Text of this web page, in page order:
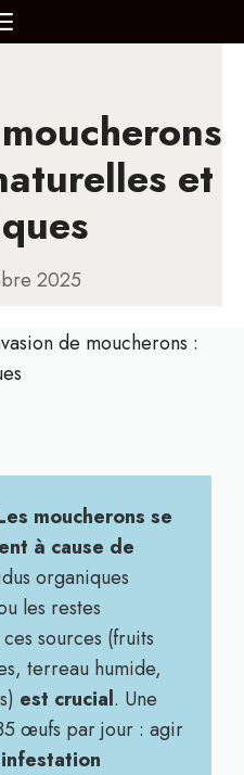
MENU
et
2025
de moucherons :
moucherons se
à cause de
organiques
les restes
sources (fruits
terreau humide,
est crucial. Une
œufs par jour : agir
infestation